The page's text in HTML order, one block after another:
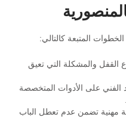
المتبعة كالتالي:
القفل والمشكلة التي تعيق
الفني على الأدوات المتخصصة
مهنية تضمن عدم تعطل الباب